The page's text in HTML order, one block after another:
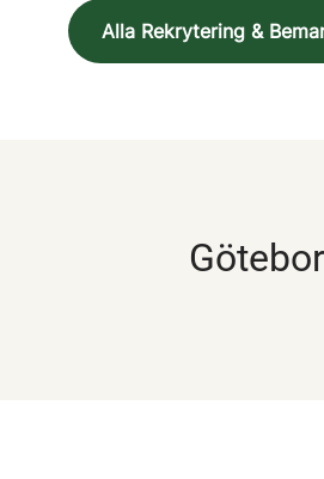
Alla Rekrytering &